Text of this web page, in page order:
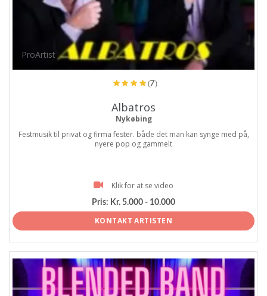
ProArtist
(7)
Albatros
Nykøbing
Festmusik til privat og firma fester. både det man kan synge med på,
nyere pop og gammelt
Klik for at se video
Pris: Kr. 5.000 - 10.000
KONTAKT ARTISTEN